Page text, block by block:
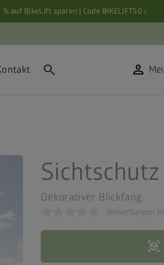
auf BikeLift sparen | Code BIKELIFT50 ›
search person
Sichtschutz
Dekorativer Blickfang
Bewertungen
view_in_ar